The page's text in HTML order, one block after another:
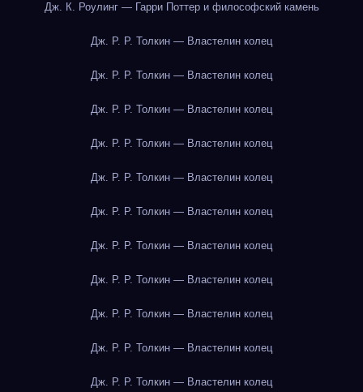
Дж. К. Роулинг — Гарри Поттер и философский камень
Дж. Р. Р. Толкин — Властелин колец
Дж. Р. Р. Толкин — Властелин колец
Дж. Р. Р. Толкин — Властелин колец
Дж. Р. Р. Толкин — Властелин колец
Дж. Р. Р. Толкин — Властелин колец
Дж. Р. Р. Толкин — Властелин колец
Дж. Р. Р. Толкин — Властелин колец
Дж. Р. Р. Толкин — Властелин колец
Дж. Р. Р. Толкин — Властелин колец
Дж. Р. Р. Толкин — Властелин колец
Дж. Р. Р. Толкин — Властелин колец